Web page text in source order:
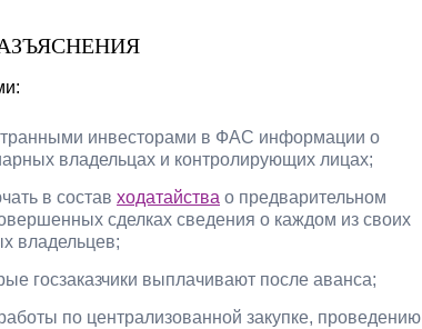
инвесторами в ФАС информации о
владельцах и контролирующих лицах;
в состав ходатайства о предварительном
сделках сведения о каждом из своих
владельцев;
госзаказчики выплачивают после аванса;
по централизованной закупке, проведению